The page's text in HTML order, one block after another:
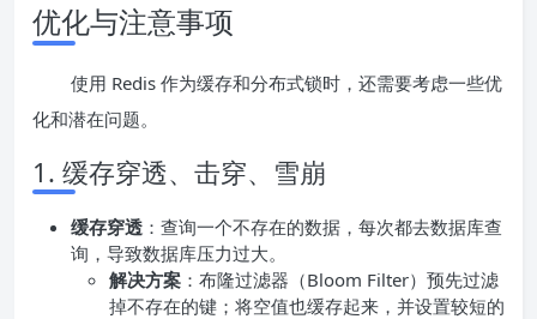
优化与注意事项
使用 Redis 作为缓存和分布式锁时，还需要考虑一些优
化和潜在问题。
1. 缓存穿透、击穿、雪崩
缓存穿透 ：查询一个不存在的数据，每次都去数据库查
询，导致数据库压力过大。
解决方案 ：布隆过滤器（Bloom Filter）预先过滤
掉不存在的键；将空值也缓存起来，并设置较短的